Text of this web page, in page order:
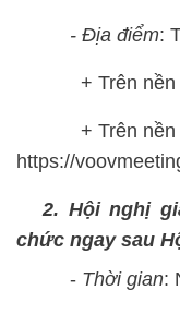
- Địa điểm:
+ Trên nền
+ Trên nền
https://
2. Hội nghị
chức ngay sau
- Thời gian: